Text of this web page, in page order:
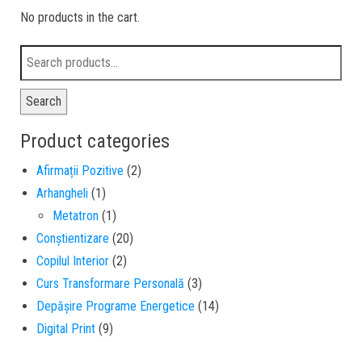
No products in the cart.
Search
Product categories
Afirmații Pozitive (2)
Arhangheli (1)
Metatron (1)
Conștientizare (20)
Copilul Interior (2)
Curs Transformare Personală (3)
Depășire Programe Energetice (14)
Digital Print (9)